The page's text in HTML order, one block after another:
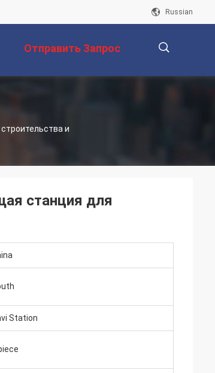
Russian
Отправить Запрос
и
станция для
Station